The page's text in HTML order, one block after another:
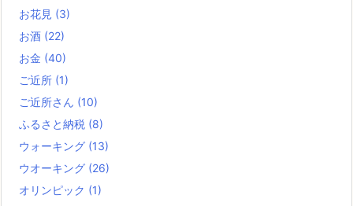
お花見 (3)
お酒 (22)
お金 (40)
ご近所 (1)
ご近所さん (10)
ふるさと納税 (8)
ウォーキング (13)
ウオーキング (26)
オリンピック (1)